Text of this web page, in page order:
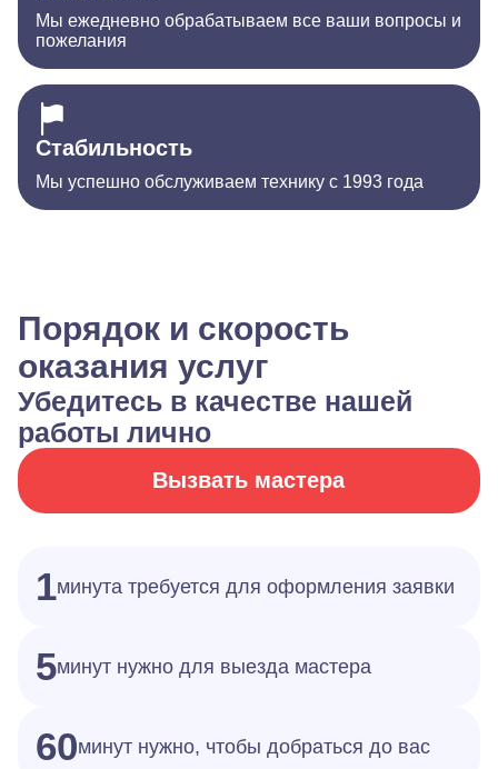
Мы ежедневно обрабатываем все ваши вопросы и
пожелания
Стабильность
Мы успешно обслуживаем технику с 1993 года
Порядок и скорость
оказания услуг
Убедитесь в качестве нашей
работы лично
Вызвать мастера
1минута требуется для оформления заявки
5минут нужно для выезда мастера
60минут нужно, чтобы добраться до вас